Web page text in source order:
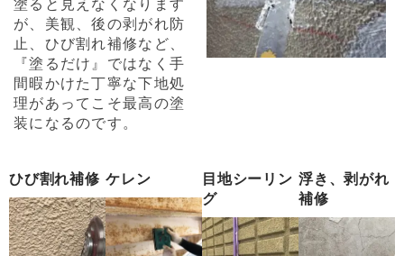
が、美観、後の剥がれ防
止、ひび割れ補修など、
『塗るだけ』ではなく手
間暇かけた丁寧な下地処
理があってこそ最高の塗
装になるのです。
ひび割れ補修 ケレン
目地シーリン
グ
浮き、剥がれ
補修